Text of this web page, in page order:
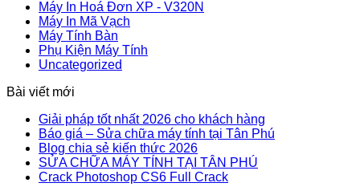
Máy In Hoá Đơn XP - V320N
Máy In Mã Vạch
Máy Tính Bàn
Phụ Kiện Máy Tính
Uncategorized
Bài viết mới
Giải pháp tốt nhất 2026 cho khách hàng
Báo giá – Sửa chữa máy tính tại Tân Phú
Blog chia sẻ kiến thức 2026
SỬA CHỮA MÁY TÍNH TẠI TÂN PHÚ
Crack Photoshop CS6 Full Crack